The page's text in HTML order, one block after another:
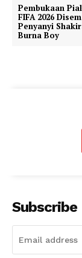
Pembukaan
FIFA 2026
Penyanyi
Burna Boy
Subscribe